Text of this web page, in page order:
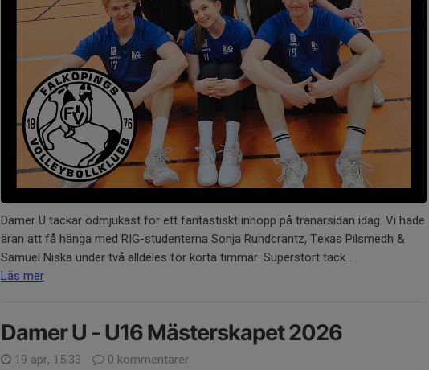
Damer U tackar ödmjukast för ett fantastiskt inhopp på tränarsidan idag. Vi hade
äran att få hänga med RIG-studenterna Sonja Rundcrantz, Texas Pilsmedh &
Samuel Niska under två alldeles för korta timmar. Superstort tack...
Läs mer
Damer U - U16 Mästerskapet 2026
19 apr, 15:33 0 kommentarer